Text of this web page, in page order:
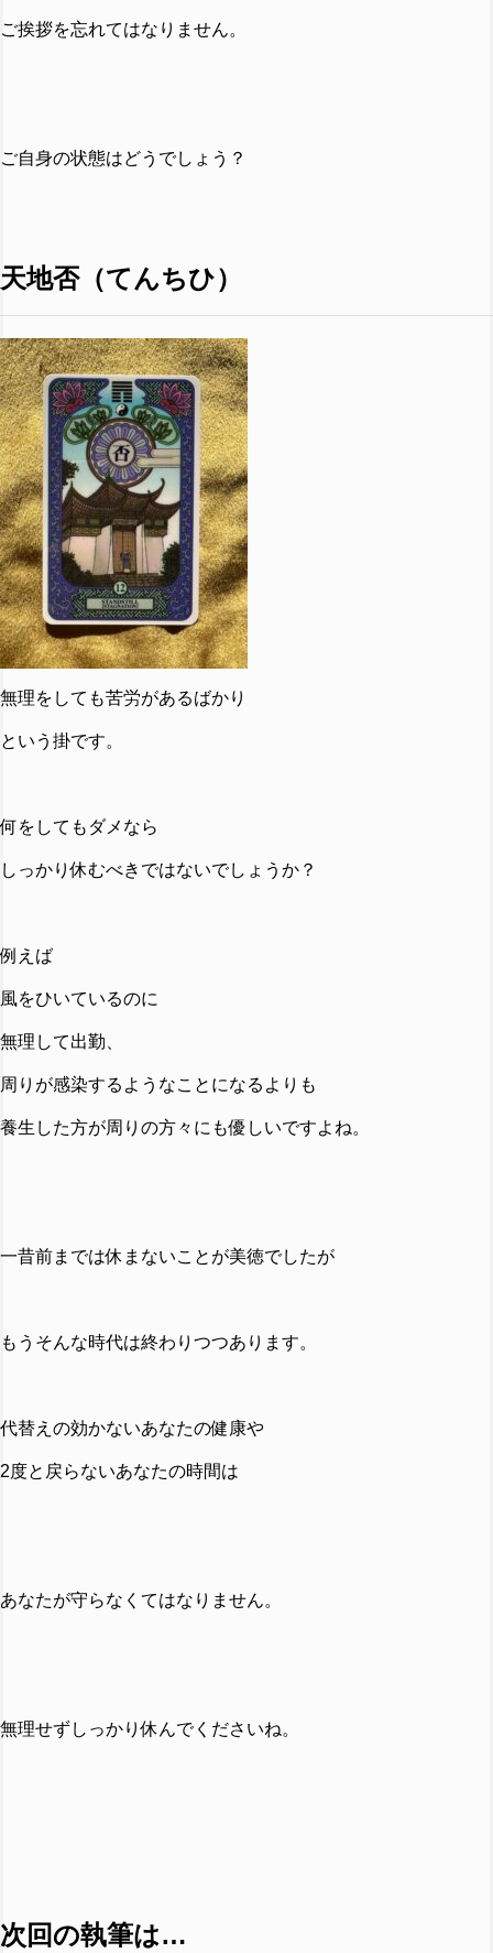
ご挨拶を忘れてはなりません。
ご自身の状態はどうでしょう？
天地否（てんちひ）
無理をしても苦労があるばかり
という掛です。
何をしてもダメなら
しっかり休むべきではないでしょうか？
例えば
風をひいているのに
無理して出勤、
周りが感染するようなことになるよりも
養生した方が周りの方々にも優しいですよね。
一昔前までは休まないことが美徳でしたが
もうそんな時代は終わりつつあります。
代替えの効かないあなたの健康や
2度と戻らないあなたの時間は
あなたが守らなくてはなりません。
無理せずしっかり休んでくださいね。
次回の執筆は…